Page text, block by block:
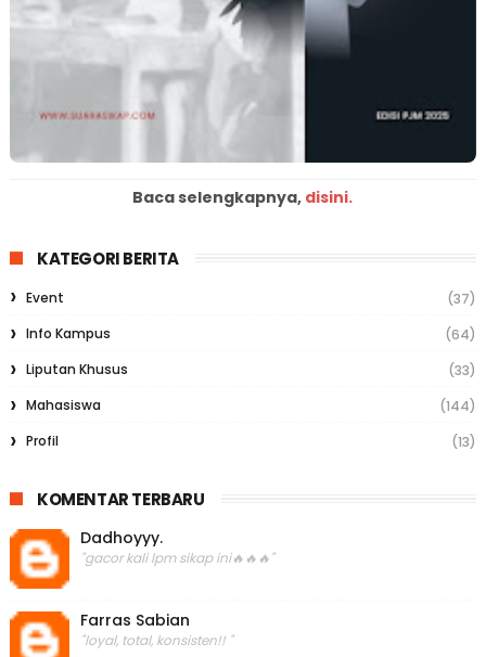
Baca selengkapnya, disini.
KATEGORI BERITA
Event
(37)
Info Kampus
(64)
Liputan Khusus
(33)
Mahasiswa
(144)
Profil
(13)
KOMENTAR TERBARU
Dadhoyyy.
"gacor kali lpm sikap ini🔥🔥🔥"
Farras Sabian
"loyal, total, konsisten!! "